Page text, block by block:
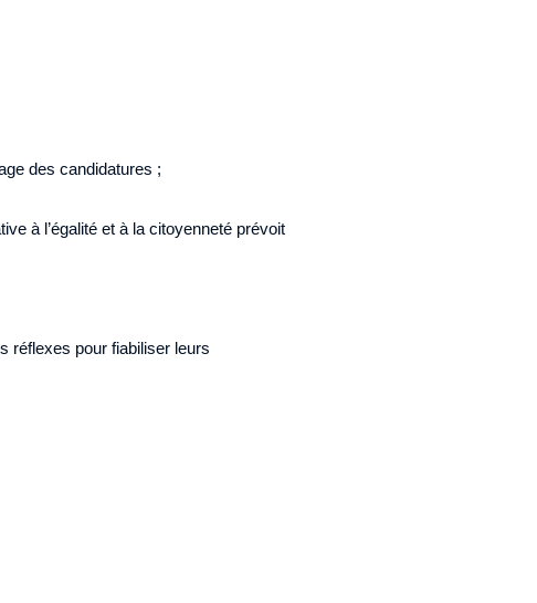
des candidatures ;
à l’égalité et à la citoyenneté prévoit
réflexes pour fiabiliser leurs